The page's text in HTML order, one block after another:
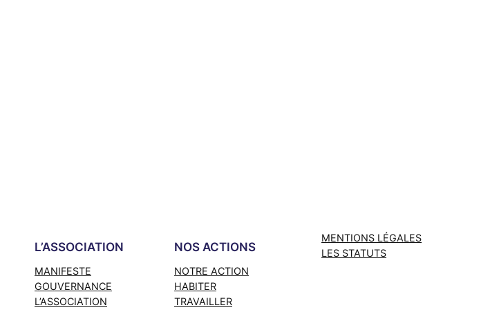
L’ASSOCIATION
MANIFESTE
GOUVERNANCE
L’ASSOCIATION
NOS ACTIONS
NOTRE ACTION
HABITER
TRAVAILLER
MENTIONS LÉGALES
LES STATUTS